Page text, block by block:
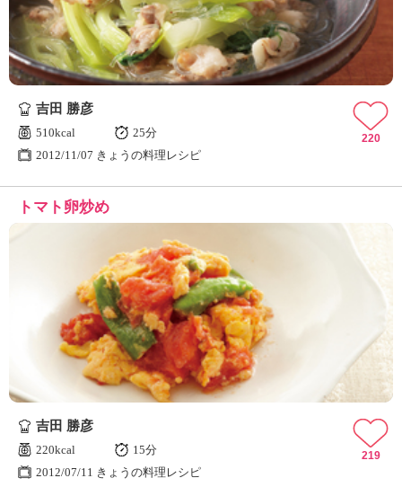
吉田 勝彦
510kcal
25分
2012/11/07 きょうの料理レシピ
220
トマト卵炒め
吉田 勝彦
220kcal
15分
2012/07/11 きょうの料理レシピ
219